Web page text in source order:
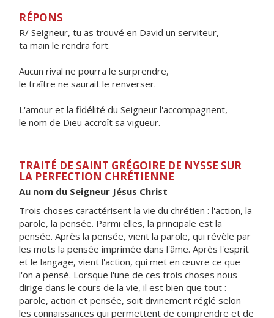
RÉPONS
R/ Seigneur, tu as trouvé en David un serviteur,
ta main le rendra fort.
Aucun rival ne pourra le surprendre,
le traître ne saurait le renverser.
L'amour et la fidélité du Seigneur l'accompagnent,
le nom de Dieu accroît sa vigueur.
TRAITÉ DE SAINT GRÉGOIRE DE NYSSE SUR
LA PERFECTION CHRÉTIENNE
Au nom du Seigneur Jésus Christ
Trois choses caractérisent la vie du chrétien : l'action, la
parole, la pensée. Parmi elles, la principale est la
pensée. Après la pensée, vient la parole, qui révèle par
les mots la pensée imprimée dans l'âme. Après l'esprit
et le langage, vient l'action, qui met en œuvre ce que
l'on a pensé. Lorsque l'une de ces trois choses nous
dirige dans le cours de la vie, il est bien que tout :
parole, action et pensée, soit divinement réglé selon
les connaissances qui permettent de comprendre et de